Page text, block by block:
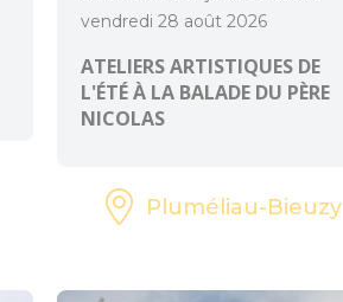
vendredi 28 août 2026
ATELIERS ARTISTIQUES DE
L'ÉTÉ À LA BALADE DU PÈRE
NICOLAS
Pluméliau-Bieuzy